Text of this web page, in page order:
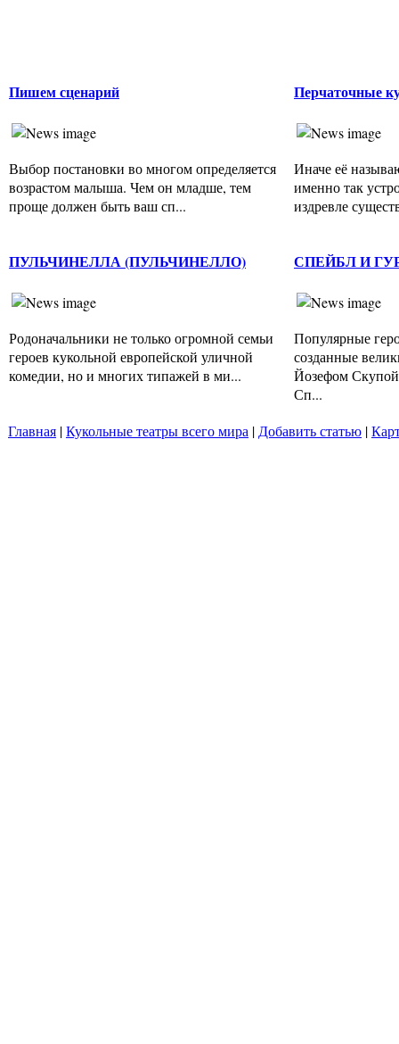
Пишем сценарий
Выбор постановки во многом определяется
возрастом малыша. Чем он младше, тем
проще должен быть ваш сп...
Перчаточные
Иначе её
именно так
издревле
ПУЛЬЧИНЕЛЛА (ПУЛЬЧИНЕЛЛО)
Родоначальники не только огромной семьи
героев кукольной европейской уличной
комедии, но и многих типажей в ми...
СПЕЙБЛ И
Популярные
созданные
Йозефом
Сп...
Главная |Кукольные театры всего мира | Добавить статью |